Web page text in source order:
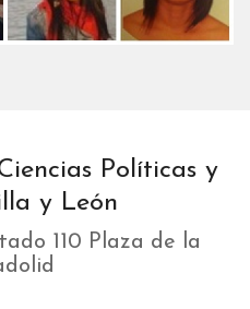
Políticas y
y León
110 Plaza de la